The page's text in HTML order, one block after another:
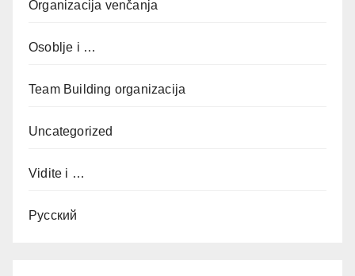
Organizacija venčanja
Osoblje i …
Team Building organizacija
Uncategorized
Vidite i …
Русский